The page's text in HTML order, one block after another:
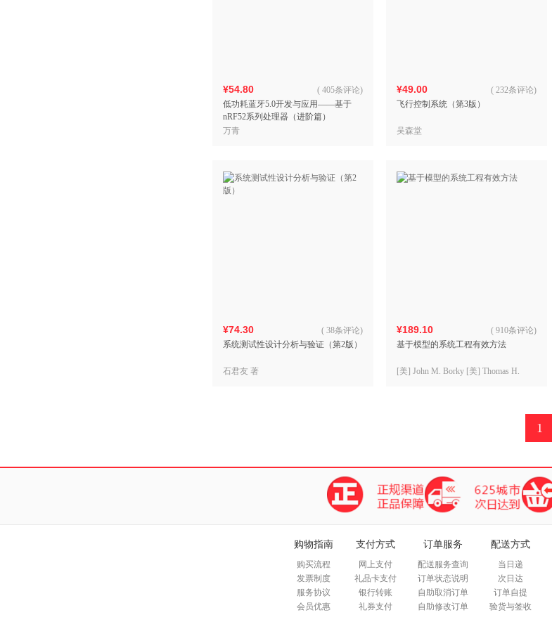
¥54.80
低功耗蓝牙5.0开发与应用——基于
nRF52系列处理器（进阶篇）
( 405条评论)
万青
¥49.00
飞行控制系统（第3版）
( 232条评论)
吴森堂
¥74.30
系统测试性设计分析与验证（第2版）
( 38条评论)
石君友 著
¥189.10
基于模型的系统工程有效方法
( 910条评论)
[美] John M. Borky [美] Thomas H.
1
购物指南
购买流程
发票制度
服务协议
会员优惠
支付方式
网上支付
礼品卡支付
银行转账
礼券支付
订单服务
配送服务查询
订单状态说明
自助取消订单
自助修改订单
配送方式
当日递
次日达
订单自提
验货与签收